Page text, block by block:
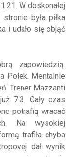
W doskonałej
była piłka
i udało się objąć
zapowiedzią.
Polek. Mentalnie
Trener Mazzanti
7:3. Cały czas
potrafią wracać
Na wysokiej
trafiła chyba
dał wynik